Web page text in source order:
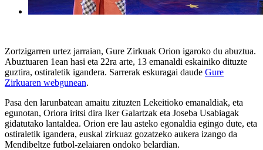
Zortzigarren urtez jarraian, Gure Zirkuak Orion igaroko du abuztua.
Abuztuaren 1ean hasi eta 22ra arte, 13 emanaldi eskainiko dituzte
guztira, ostiraletik igandera. Sarrerak eskuragai daude Gure
Zirkuaren webgunean.
Pasa den larunbatean amaitu zituzten Lekeitioko emanaldiak, eta
egunotan, Oriora iritsi dira Iker Galartzak eta Joseba Usabiagak
gidatutako lantaldea. Orion ere lau asteko egonaldia egingo dute, eta
ostiraletik igandera, euskal zirkuaz gozatzeko aukera izango da
Mendibeltze futbol-zelaiaren ondoko belardian.